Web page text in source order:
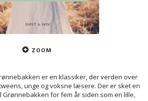
ZOOM
er en klassiker, der verden over
unge og voksne læsere. Der er sket en
Grønnebakken for fem år siden som en lille,